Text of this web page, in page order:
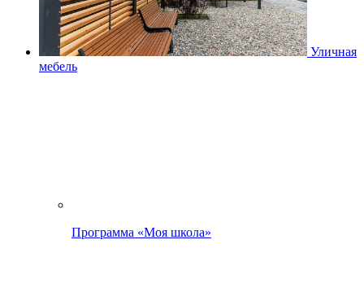
Уличная
мебель
Программа «Моя школа»